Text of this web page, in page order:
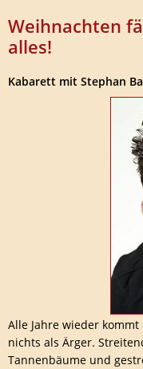
Weihnachten
alles!
Kabarett mit Stephan
Alle Jahre wieder
nichts als Ärger.
Tannenbäume und